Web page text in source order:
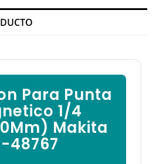
Para Punta
1/4
Makita
48767